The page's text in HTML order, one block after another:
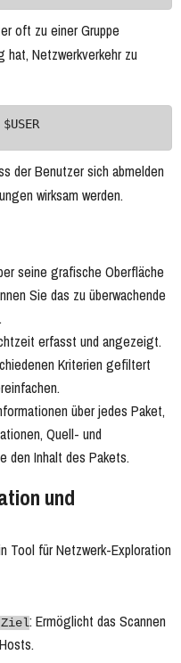
oft zu einer Gruppe
Netzwerkverkehr zu
der Benutzer sich abmelden
wirksam werden.
seine grafische Oberfläche
Sie das zu überwachende
erfasst und angezeigt.
Kriterien gefiltert
über jedes Paket,
Quell- und
den Inhalt des Pakets.
und
Tool für Netzwerk-Exploration
Ziel: Ermöglicht das Scannen